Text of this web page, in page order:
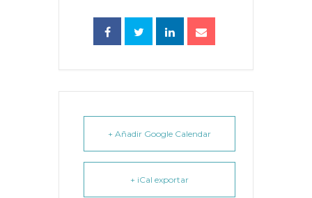
+ Añadir Google Calendar
+ iCal exportar